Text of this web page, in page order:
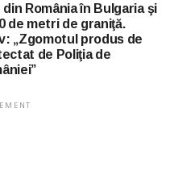
România în Bulgaria şi
de metri de graniţă.
„Zgomotul produs de
de Poliţia de